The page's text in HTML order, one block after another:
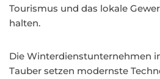
Tourismus und das lokale
halten.
Die Winterdienstunternehmen
Tauber setzen modernste